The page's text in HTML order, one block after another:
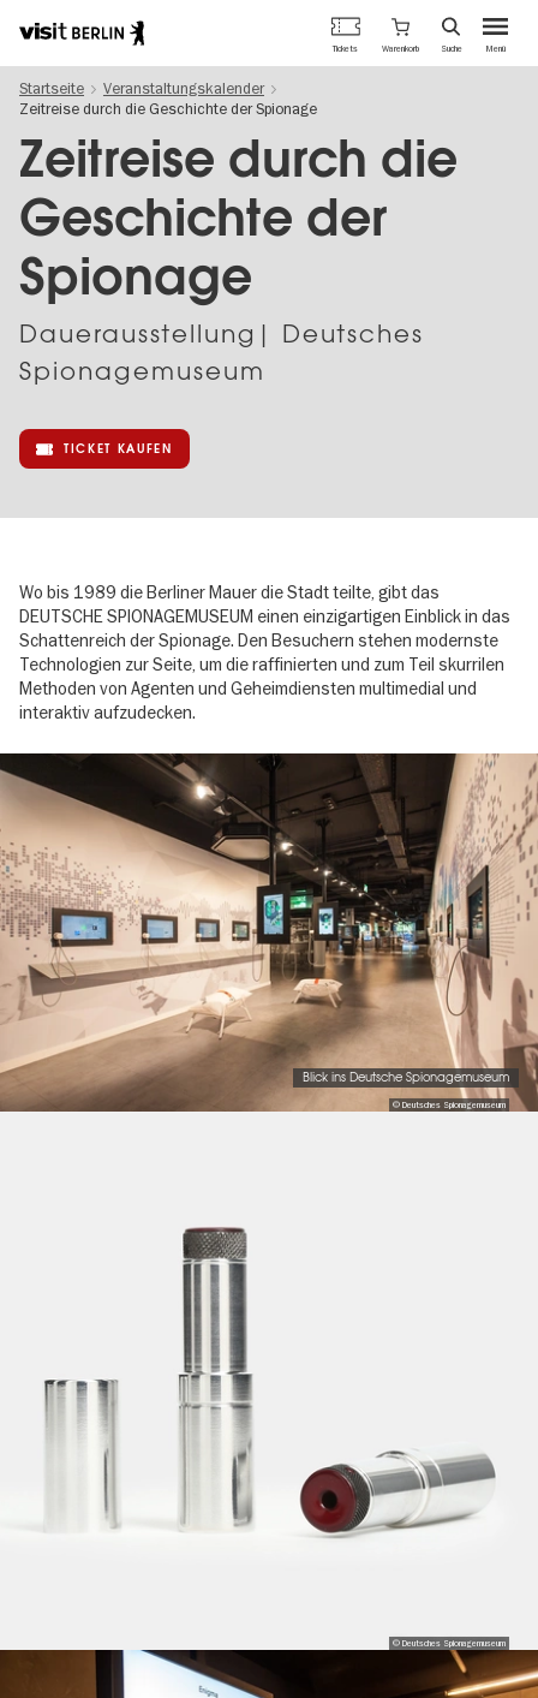
zum
Inhalt
Berlins
offizielles
Tourismusportal
Menü
Tickets Warenkorb Suche
Startseite
Veranstaltungskalender
Zeitreise durch die Geschichte der Spionage
Zeitreise durch die
Geschichte der
Spionage
Dauer­aus­stel­lung| Deutsches
Spionagemuseum
TICKET KAUFEN
Wo bis 1989 die Berliner Mauer die Stadt teilte, gibt das
DEUTSCHE SPIONAGEMUSEUM einen einzigartigen Einblick in das
Schattenreich der Spionage. Den Besuchern stehen modernste
Technologien zur Seite, um die raffinierten und zum Teil skurrilen
Methoden von Agenten und Geheimdiensten multimedial und
interaktiv aufzudecken.
gallery
© Deutsches Spionagemuseum
Blick ins Deutsche Spionagemuseum
© Deutsches Spionagemuseum